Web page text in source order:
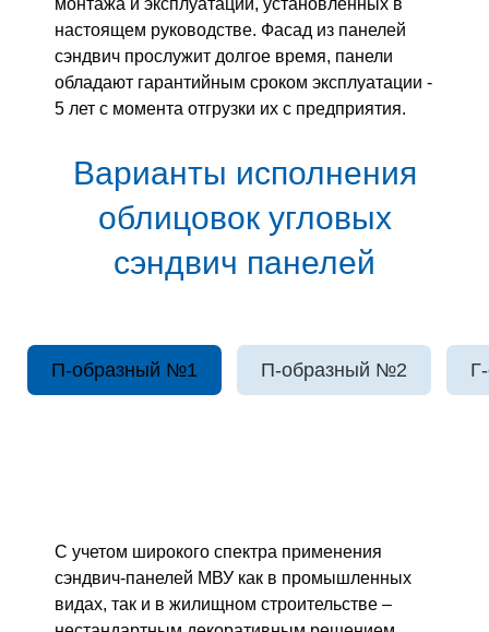
настоящем руководстве. Фасад из панелей
сэндвич прослужит долгое время, панели
обладают гарантийным сроком эксплуатации -
5 лет с момента отгрузки их с предприятия.
Варианты исполнения
облицовок угловых
сэндвич панелей
П-образный №1 П-образный №2
С учетом широкого спектра применения
сэндвич-панелей МВУ как в промышленных
видах, так и в жилищном строительстве –